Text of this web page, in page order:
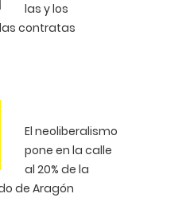
las y los
contratas
El neoliberalismo
pone en la calle
al 20% de la
de Aragón